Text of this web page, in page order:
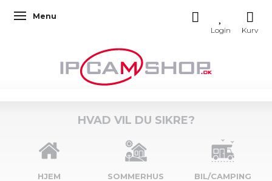
Skifte navigation
Menu
HVAD VIL DU SIKRE?
HJEM SOMMERHUS
BIL/CAMPING